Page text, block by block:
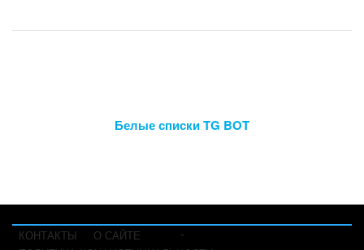
Белые списки TG BOT
-
КОНТАКТЫ
О САЙТЕ